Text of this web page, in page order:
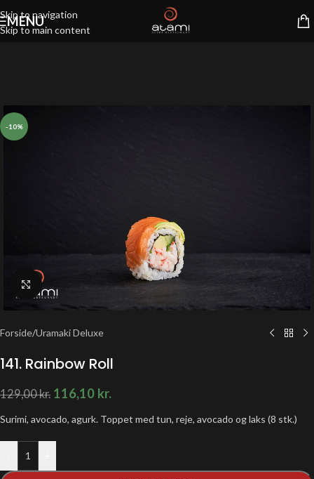
Skip to navigation
Skip to main content
MENU
-10%
Klik for at forstørre
Forside/Uramaki Deluxe
141. Rainbow Roll
129,00kr. 116,10 kr.
Surimi, avocado, agurk. Toppet med tun, reje, avocado og laks (8 stk.)